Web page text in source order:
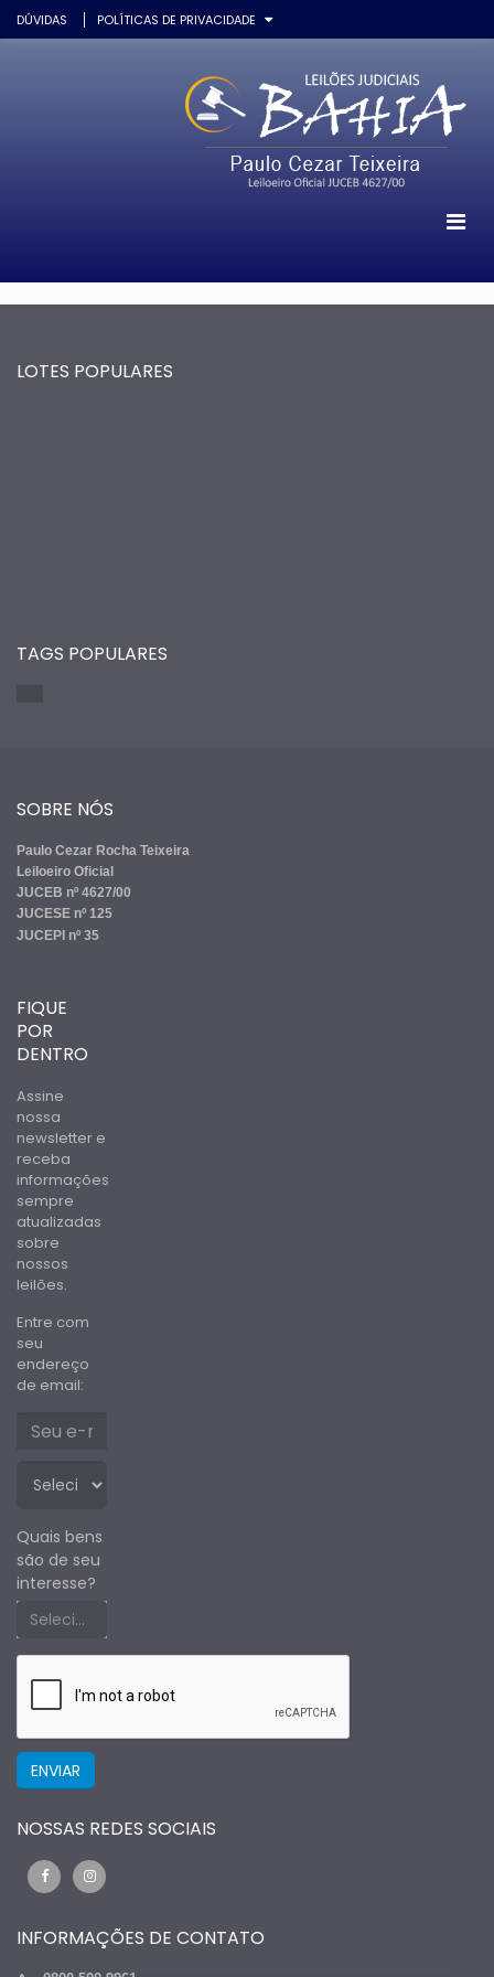
DÚVIDAS POLÍTICAS DE PRIVACIDADE
LOTES POPULARES
TAGS POPULARES
SOBRE NÓS
Paulo Cezar Rocha Teixeira
Leiloeiro Oficial
JUCEB nº 4627/00
JUCESE nº 125
JUCEPI nº 35
FIQUE
POR
DENTRO
Assine
nossa
newsletter e
receba
informações
sempre
atualizadas
sobre
nossos
leilões.
Entre com
seu
endereço
de email:
Quais bens
são de seu
interesse?
Selecione um estado primeiro
NOSSAS REDES SOCIAIS
INFORMAÇÕES DE CONTATO